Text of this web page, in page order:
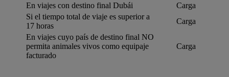
En viajes con destino final Dubái
Carga
Si el tiempo total de viaje es superior a
17 horas
Carga
En viajes cuyo país de destino final NO
permita animales vivos como equipaje
facturado
Carga